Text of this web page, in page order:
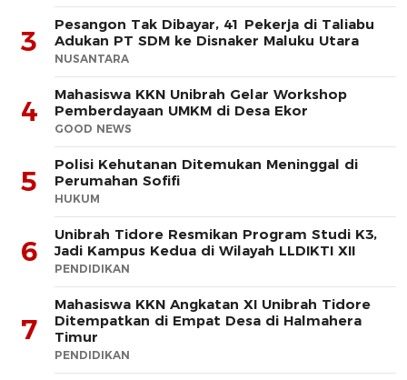
3
Pesangon Tak Dibayar, 41 Pekerja di Taliabu
Adukan PT SDM ke Disnaker Maluku Utara
NUSANTARA
4
Mahasiswa KKN Unibrah Gelar Workshop
Pemberdayaan UMKM di Desa Ekor
GOOD NEWS
5
Polisi Kehutanan Ditemukan Meninggal di
Perumahan Sofifi
HUKUM
6
Unibrah Tidore Resmikan Program Studi K3,
Jadi Kampus Kedua di Wilayah LLDIKTI XII
PENDIDIKAN
7
Mahasiswa KKN Angkatan XI Unibrah Tidore
Ditempatkan di Empat Desa di Halmahera
Timur
PENDIDIKAN